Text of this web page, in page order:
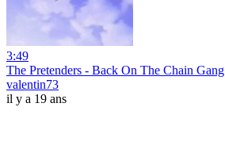
3:49
The Pretenders - Back On The Chain Gang
valentin73
il y a 19 ans